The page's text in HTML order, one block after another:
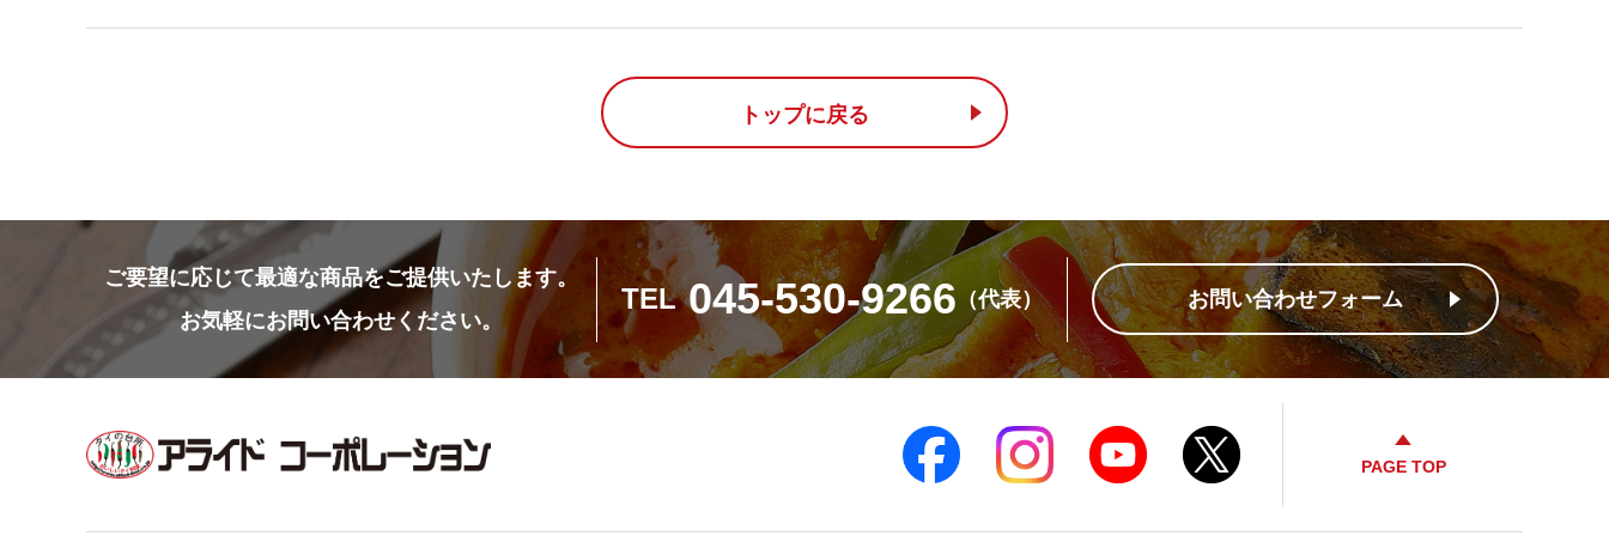
トップに戻る
ご要望に応じて最適な商品をご提供いたします。
お気軽にお問い合わせください。
TEL 045-530-9266 （代表） お問い合わせフォーム
PAGE TOP